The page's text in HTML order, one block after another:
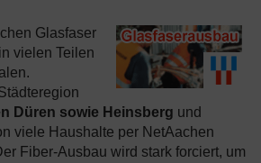
Glasfaser
vielen Teilen
Düren sowie Heinsberg und
viele Haushalte per NetAachen
Fiber-Ausbau wird stark forciert, um